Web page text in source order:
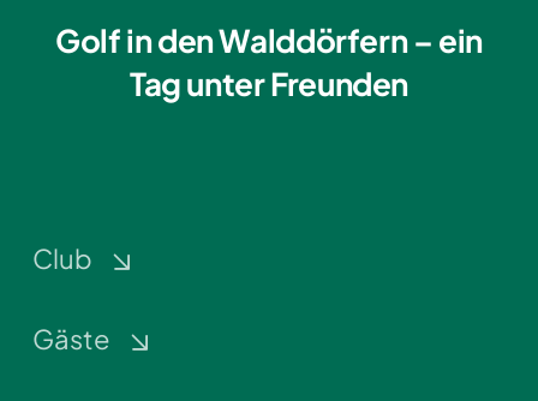
Golf in den Walddörfern – ein
Tag unter Freunden
Club
Gäste